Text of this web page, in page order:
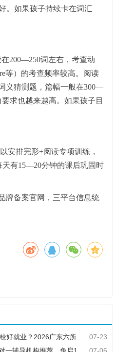
。如果孩子持续卡在词汇
200—250词左右，考查动
等）的考查频率较高。阅读
义猜测题，篇幅一般在300—
求也越来越高。如果孩子目
安排完形+阅读专项训练，
天有15—20分钟的课后巩固时
牌备案官网，三平台信息统
07-23
广东六所民办本科就业竞争力对比